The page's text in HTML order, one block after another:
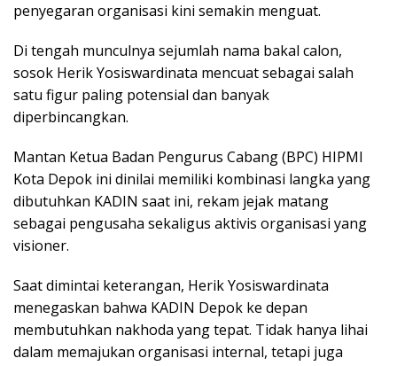
penyegaran organisasi kini semakin menguat.
Di tengah munculnya sejumlah nama bakal calon,
sosok Herik Yosiswardinata mencuat sebagai salah
satu figur paling potensial dan banyak
diperbincangkan.
Mantan Ketua Badan Pengurus Cabang (BPC) HIPMI
Kota Depok ini dinilai memiliki kombinasi langka yang
dibutuhkan KADIN saat ini, rekam jejak matang
sebagai pengusaha sekaligus aktivis organisasi yang
visioner.
Saat dimintai keterangan, Herik Yosiswardinata
menegaskan bahwa KADIN Depok ke depan
membutuhkan nakhoda yang tepat. Tidak hanya lihai
dalam memajukan organisasi internal, tetapi juga